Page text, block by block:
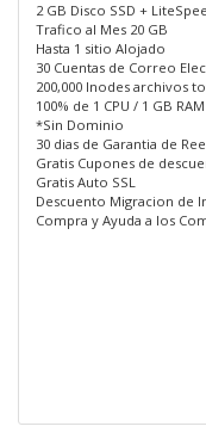
2 GB Disco SSD +
Trafico al Mes 20 GB
Hasta 1 sitio Alojado
30 Cuentas de Correo
200,000 Inodes archivos
100% de 1 CPU / 1 GB RAM
*Sin Dominio
30 dias de Garantia de
Gratis Cupones de
Gratis Auto SSL
Descuento Migracion de
Compra y Ayuda a los